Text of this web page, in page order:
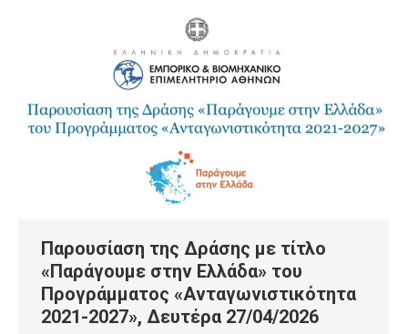
Παρουσίαση της Δράσης με τίτλο
«Παράγουμε στην Ελλάδα» του
Προγράμματος «Ανταγωνιστικότητα
2021-2027», Δευτέρα 27/04/2026